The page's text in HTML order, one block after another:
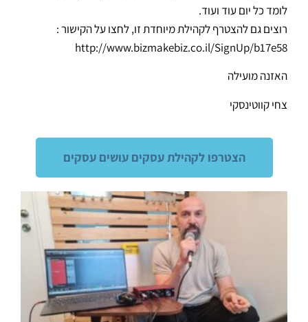
לומד כל יום עוד ועוד.
רוצים גם להצטרף לקהילת מיוחדת זו, לחצו על הקישור :
http://www.bizmakebiz.co.il/SignUp/b17e58
האזנה מועילה
צחי קווטינסקי
הצטרפו לקהילת עסקים עושים עסקים